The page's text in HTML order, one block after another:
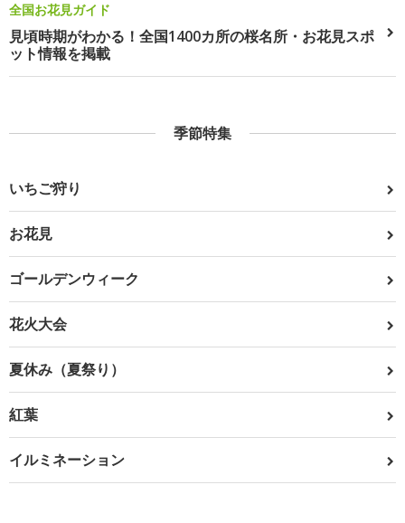
全国お花見ガイド
見頃時期がわかる！全国1400カ所の桜名所・お花見スポ
ット情報を掲載
季節特集
いちご狩り
お花見
ゴールデンウィーク
花火大会
夏休み（夏祭り）
紅葉
イルミネーション